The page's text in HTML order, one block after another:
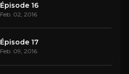
Épisode 16
Feb. 02, 2016
Épisode 17
Feb. 09, 2016